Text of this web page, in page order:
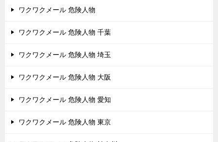
ワクワクメール 危険人物
ワクワクメール 危険人物 千葉
ワクワクメール 危険人物 埼玉
ワクワクメール 危険人物 大阪
ワクワクメール 危険人物 愛知
ワクワクメール 危険人物 東京